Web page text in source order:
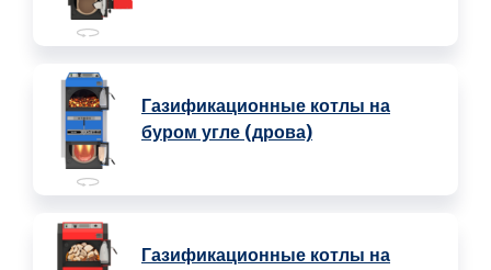
Газификационные котлы на
буром угле (дрова)
Газификационные котлы на